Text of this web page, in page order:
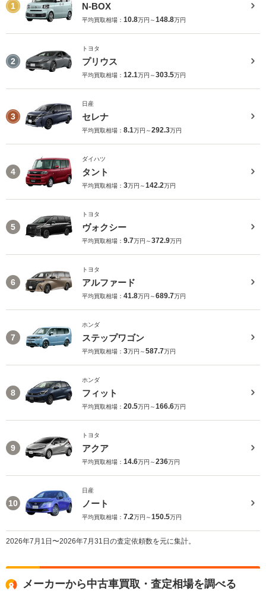
1 N-BOX
平均買取相場： 10.8万円～148.8万円
2
トヨタ
プリウス
平均買取相場： 12.1万円～303.5万円
3
日産
セレナ
平均買取相場： 8.1万円～292.3万円
4
ダイハツ
タント
平均買取相場： 3万円～142.2万円
5
トヨタ
ヴォクシー
平均買取相場： 9.7万円～372.9万円
6
トヨタ
アルファード
平均買取相場： 41.8万円～689.7万円
7
ホンダ
ステップワゴン
平均買取相場： 3万円～587.7万円
8
ホンダ
フィット
平均買取相場： 20.5万円～166.6万円
9
トヨタ
アクア
平均買取相場： 14.6万円～236万円
10
日産
ノート
平均買取相場： 7.2万円～150.5万円
2026年7月1日〜2026年7月31日の査定依頼数を元に集計。
メーカーから中古車買取・査定相場を調べる